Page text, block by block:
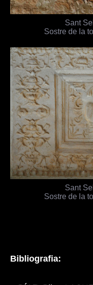
Sant
Sostre de la
Sant
Sostre de la
Bibliografia: